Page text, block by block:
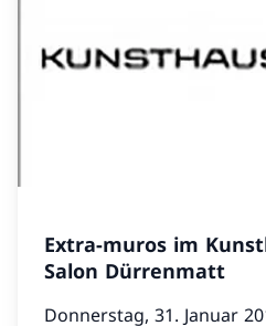
Extra-muros im
Salon Dürrenmatt
Donnerstag, 31. Januar